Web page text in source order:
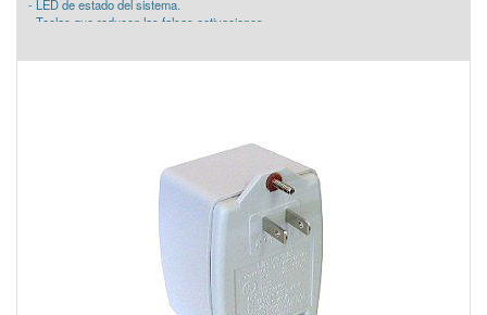
- LED de estado del sistema.
- Teclas que reducen las falsas activaciones.